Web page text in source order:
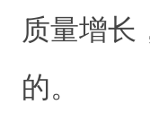
质量增长
的。